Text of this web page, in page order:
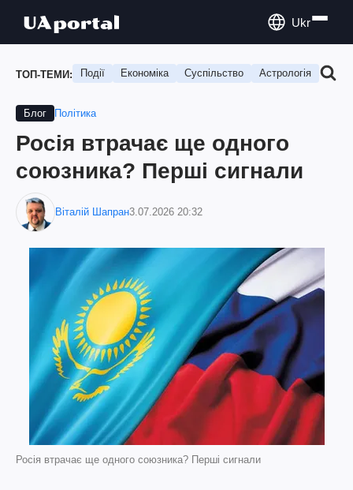
Ukr
ТОП-ТЕМИ: Події Економіка Суспільство Астрологія
Блог Політика
Росія втрачає ще одного
союзника? Перші сигнали
Віталій Шапран3.07.2026 20:32
Росія втрачає ще одного союзника? Перші сигнали